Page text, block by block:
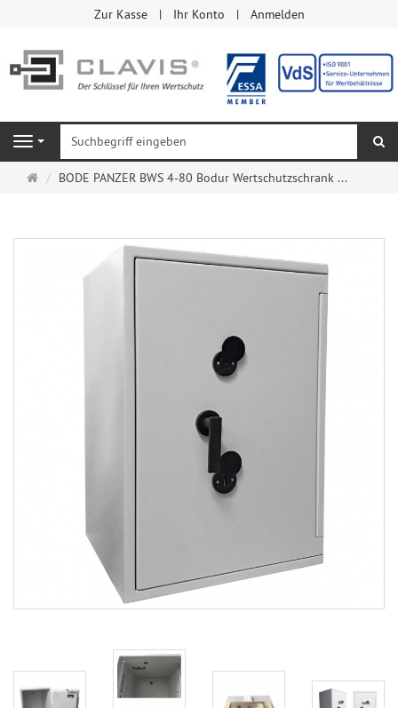
Zur Kasse Ihr Konto Anmelden
Navigation
Startseite
BODE PANZER BWS 4-80 Bodur Wertschutzschrank ...